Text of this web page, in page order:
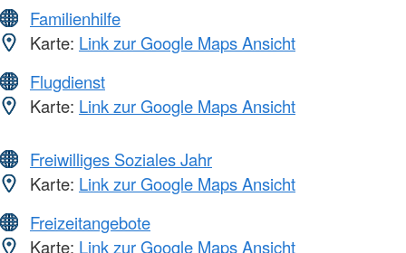
Familienhilfe
Karte: Link zur Google Maps Ansicht
Flugdienst
Karte: Link zur Google Maps Ansicht
Freiwilliges Soziales Jahr
Karte: Link zur Google Maps Ansicht
Freizeitangebote
Karte: Link zur Google Maps Ansicht